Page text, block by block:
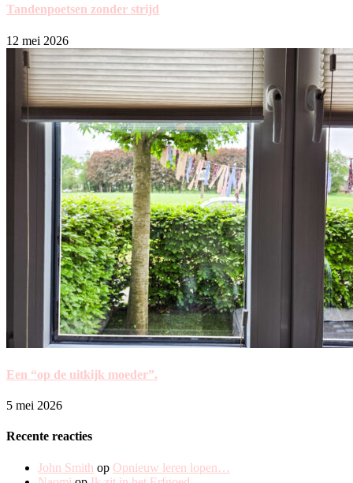
Tandenpoetsen zonder strijd
12 mei 2026
Een “op de uitkijk moeder”.
5 mei 2026
Recente reacties
John Smith op Opnieuw leren lopen…